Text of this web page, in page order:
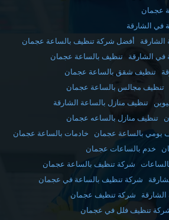
عجمان
في الشارقة
أفضل شركة تنظيف بالساعة عجمان
في الشارقة
تنظيف بالساعة عجمان
تنظيف شقق بالساعة عجمان
تنظيف مجالس بالساعة عجمان
تنظيف منازل بالساعة الشارقة
تنظيف منازل بالساعه عجمان
يومي بالساعة عجمان
خادمات بالساعة عجمان
خدم بالساعات عجمان
شركة تنظيف بالساعة عجمان
شركة تنظيف بالساعة في عجمان
شركة تنظيف عجمان
تنظيف فلل في عجمان